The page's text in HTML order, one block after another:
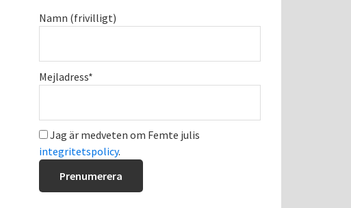
Namn (frivilligt)
Mejladress*
Jag är medveten om Femte julis
integritetspolicy.